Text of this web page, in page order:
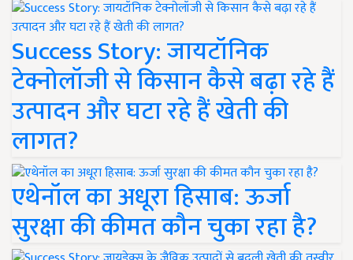
Success Story: जायटॉनिक
टेक्नोलॉजी से किसान कैसे बढ़ा रहे हैं
उत्पादन और घटा रहे हैं खेती की
लागत?
एथेनॉल का अधूरा हिसाब: ऊर्जा
सुरक्षा की कीमत कौन चुका रहा है?